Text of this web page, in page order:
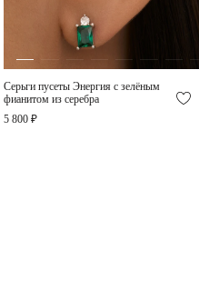
Серьги пусеты Энергия с зелёным
фианитом из серебра
5 800 ₽